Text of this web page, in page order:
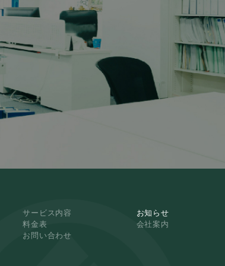
サービス内容
お知らせ
料金表
会社案内
お問い合わせ